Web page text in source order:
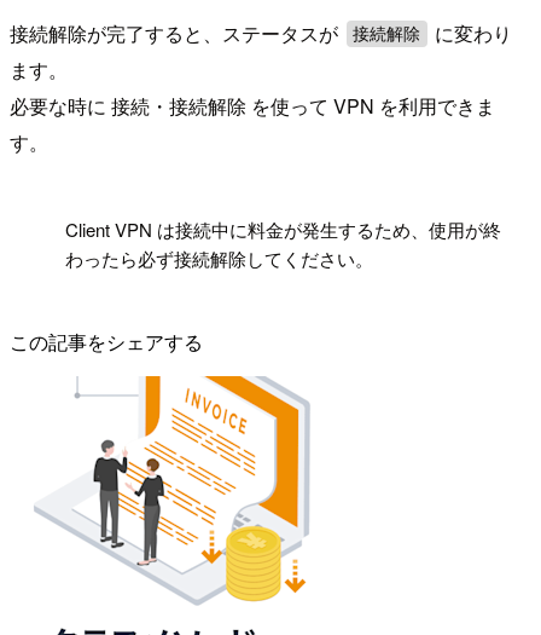
接続解除が完了すると、ステータスが 接続解除
に変わり
ます。
必要な時に 接続・接続解除 を使って VPN を利用できま
す。
Client VPN は接続中に料金が発生するため、使用が終
わったら必ず接続解除してください。
この記事をシェアする